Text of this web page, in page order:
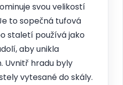
svou velikostí
to sopečná tufová
staletí používá jako
aby unikla
Uvnitř hradu byly
vytesané do skály.